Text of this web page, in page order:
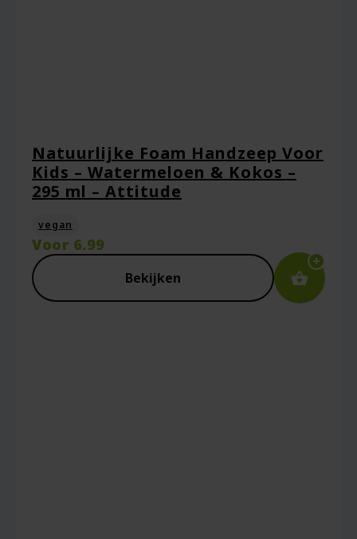
E-mail*
Natuurlijke Foam Handzeep Voor
Kids – Watermeloen & Kokos –
295 ml – Attitude
vegan
Voor 6.99
Bekijken